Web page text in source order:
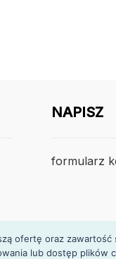
NAPISZ
formularz
ofertę oraz
lub dostęp plików